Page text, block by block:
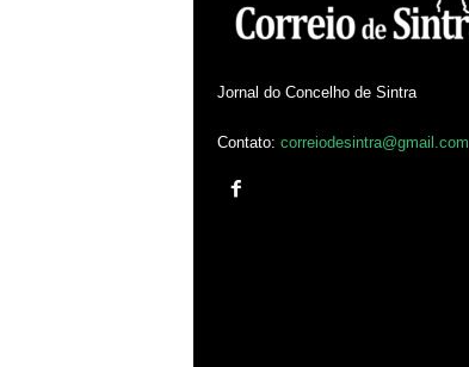
Jornal do Concelho de Sintra
Contato: correiodesintra@gmail.com